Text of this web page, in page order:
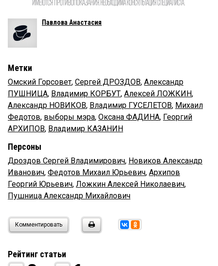
Павлова Анастасия
Метки
Омский Горсовет, Сергей ДРОЗДОВ, Александр
ПУШНИЦА, Владимир КОРБУТ, Алексей ЛОЖКИН,
Александр НОВИКОВ, Владимир ГУСЕЛЕТОВ, Михаил
Федотов, выборы мэра, Оксана ФАДИНА, Георгий
АРХИПОВ, Владимир КАЗАНИН
Персоны
Дроздов Сергей Владимирович, Новиков Александр
Иванович, Федотов Михаил Юрьевич, Архипов
Георгий Юрьевич, Ложкин Алексей Николаевич,
Пушница Александр Михайлович
Комментировать
Рейтинг статьи